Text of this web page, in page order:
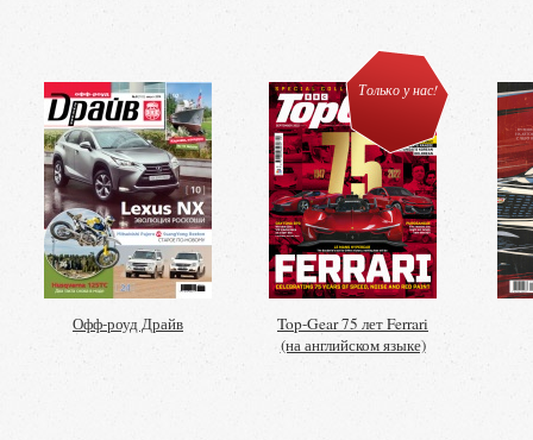
Офф-роуд Драйв
Только у нас!
Top-Gear 75 лет Ferrari
(на английском языке)